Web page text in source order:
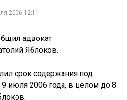
2006 12:11
адвокат
Яблоков.
срок содержания под
июля 2006 года, в целом до 8